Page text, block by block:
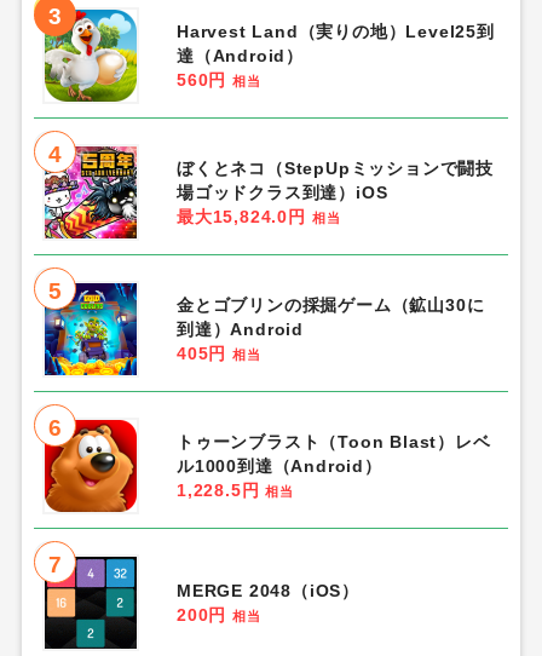
3
Harvest Land（実りの地）Level25到
達（Android）
560円
相当
4
ぼくとネコ（StepUpミッションで闘技
場ゴッドクラス到達）iOS
最大15,824.0円
相当
5
金とゴブリンの採掘ゲーム（鉱山30に
到達）Android
405円
相当
6
トゥーンブラスト（Toon Blast）レベ
ル1000到達（Android）
1,228.5円
相当
7
MERGE 2048（iOS）
200円
相当